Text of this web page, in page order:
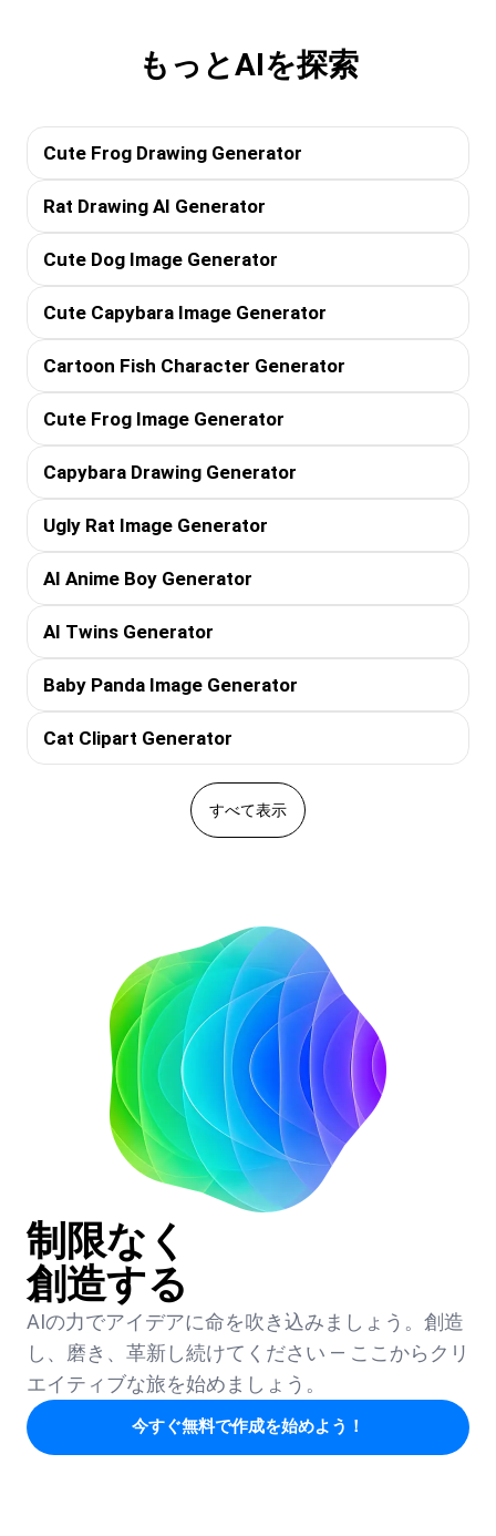
もっとAIを探索
Cute Frog Drawing Generator
Rat Drawing AI Generator
Cute Dog Image Generator
Cute Capybara Image Generator
Cartoon Fish Character Generator
Cute Frog Image Generator
Capybara Drawing Generator
Ugly Rat Image Generator
AI Anime Boy Generator
AI Twins Generator
Baby Panda Image Generator
Cat Clipart Generator
すべて表示
制限なく
創造する
AIの力でアイデアに命を吹き込みましょう。創造
し、磨き、革新し続けてください — ここからクリ
エイティブな旅を始めましょう。
今すぐ無料で作成を始めよう！